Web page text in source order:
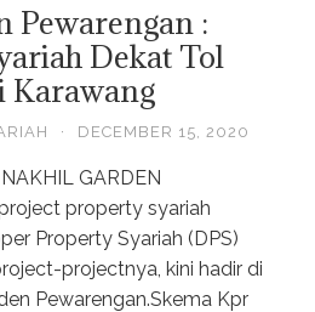
Pewarengan :
Dekat Tol
Karawang
· DECEMBER 15, 2020
GARDEN
property syariah
Property Syariah (DPS)
projectnya, kini hadir di
Pewarengan.Skema Kpr